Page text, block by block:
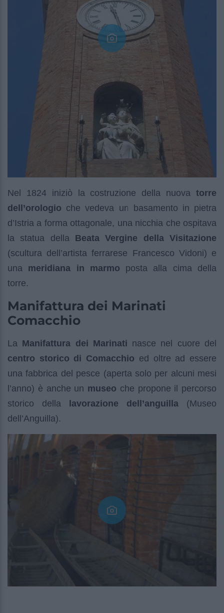
Nel 1824 iniziò la costruzione della nuova torre
dell’orologio che vedeva un basamento in pietra
d’Istria a forma ottagonale, una nicchia che ospitava
la statua della Beata Vergine della Visitazione
(scultura dell’artista ferrarese Francesco Vidoni) e
una meridiana in marmo posta alla cima della
torre.
Manifattura dei Marinati
Comacchio
La Manifattura dei Marinati nasce nel cuore del
centro storico di Comacchio ed oltre ad essere
una fabbrica del pesce (aperta solo per alcuni mesi
l’anno) è anche un museo che propone il percorso
storico della
lavorazione dell’anguilla (Museo
dell’Anguilla).